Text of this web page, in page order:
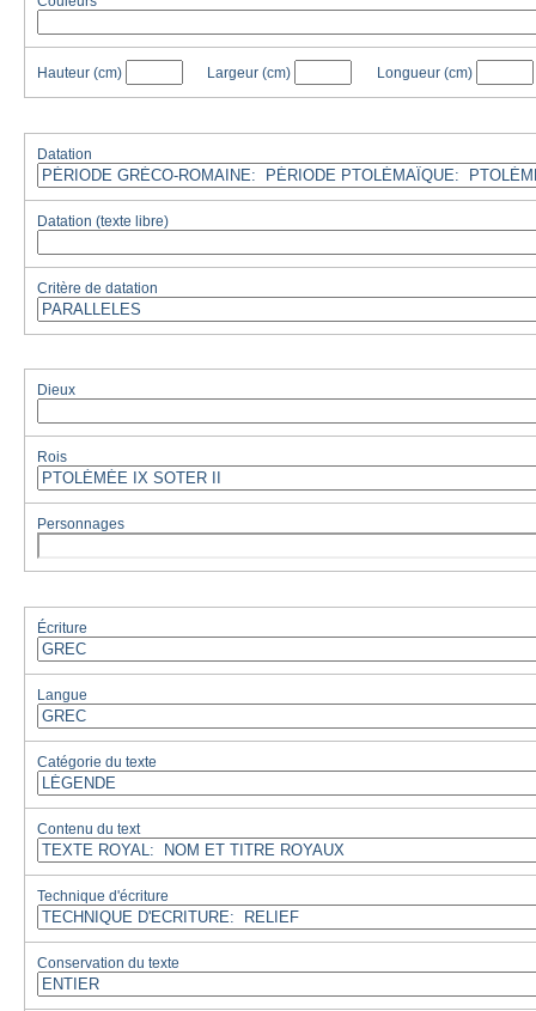
Hauteur (cm) Largeur (cm) Longueur(cm)
Datation
Datation (texte libre)
Critère de datation
Dieux
Rois
Personnages
Écriture
Langue
Catégorie du texte
Contenu du text
Technique d'écriture
Conservation du texte